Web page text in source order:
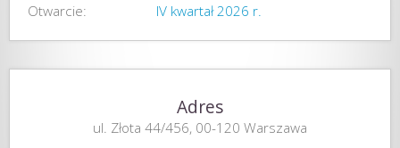
Otwarcie:
IV kwartał 2026 r.
Adres
ul. Złota 44/456, 00-120 Warszawa